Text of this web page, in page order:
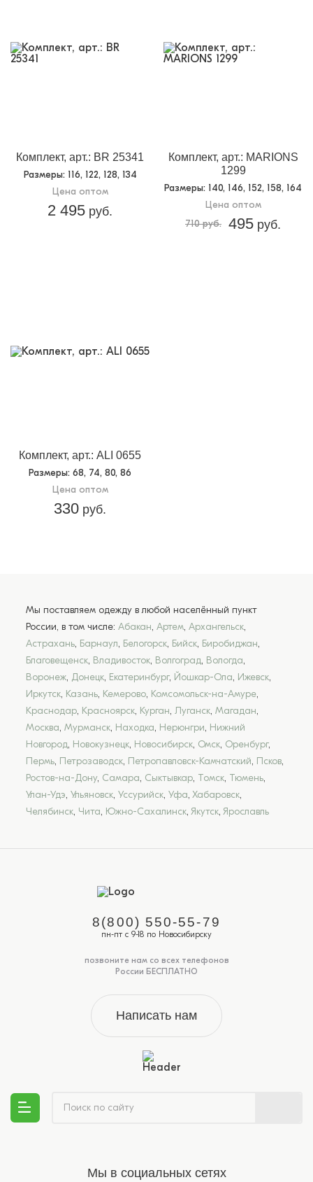
Комплект, арт.: BR 25341
Размеры: 116, 122, 128, 134
Цена оптом
2 495 руб.
Комплект, арт.: MARIONS
1299
Размеры: 140, 146, 152, 158, 164
Цена оптом
710 руб. 495 руб.
Комплект, арт.: ALI 0655
Размеры: 68, 74, 80, 86
Цена оптом
330 руб.
Мы поставляем одежду в любой населённый пункт
России, в том числе: Абакан, Артем, Архангельск,
Астрахань, Барнаул, Белогорск, Бийск, Биробиджан,
Благовещенск, Владивосток, Волгоград, Вологда,
Воронеж, Донецк, Екатеринбург, Йошкар-Ола, Ижевск,
Иркутск, Казань, Кемерово, Комсомольск-на-Амуре,
Краснодар, Красноярск, Курган, Луганск, Магадан,
Москва, Мурманск, Находка, Нерюнгри, Нижний
Новгород, Новокузнецк, Новосибирск, Омск, Оренбург,
Пермь, Петрозаводск, Петропавловск-Камчатский, Псков,
Ростов-на-Дону, Самара, Сыктывкар, Томск, Тюмень,
Улан-Удэ, Ульяновск, Уссурийск, Уфа, Хабаровск,
Челябинск, Чита, Южно-Сахалинск, Якутск, Ярославль
8(800) 550-55-79
пн-пт с 9-18 по Новосибирску
позвоните нам со всех телефонов
России БЕСПЛАТНО
Написать нам
Мы в социальных сетях